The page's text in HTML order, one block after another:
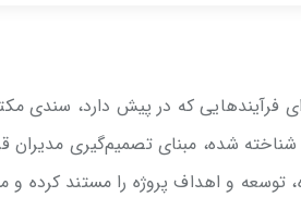
فرآیندهایی که در پیش دارد، سندی
شده، مبنای تصمیم‌گیری مدیران
توسعه و اهداف پروژه را مستند کرده